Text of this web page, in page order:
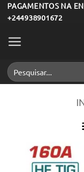
Skip
to
content
PAGAMENTOS NA
+244938901672
Pesquisar
por: